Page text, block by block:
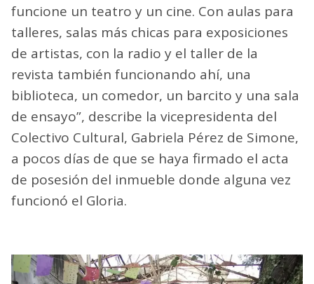
funcione un teatro y un cine. Con aulas para
talleres, salas más chicas para exposiciones
de artistas, con la radio y el taller de la
revista también funcionando ahí, una
biblioteca, un comedor, un barcito y una sala
de ensayo”, describe la vicepresidenta del
Colectivo Cultural, Gabriela Pérez de Simone,
a pocos días de que se haya firmado el acta
de posesión del inmueble donde alguna vez
funcionó el Gloria.